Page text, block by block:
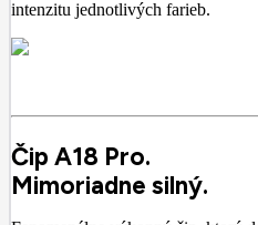
intenzitu jednotlivých farieb.
Čip A18 Pro.
Mimoriadne silný.